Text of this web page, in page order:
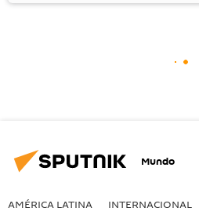
Mundo
AMÉRICA LATINA INTERNACIONAL